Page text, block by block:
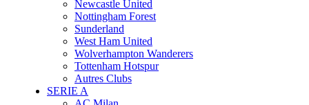
Newcastle United
Nottingham Forest
Sunderland
West Ham United
Wolverhampton Wanderers
Tottenham Hotspur
Autres Clubs
SERIE A